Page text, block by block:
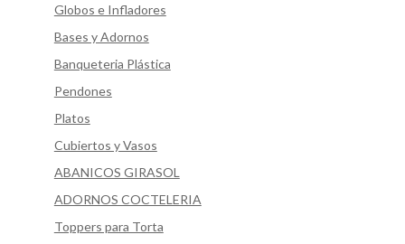
Globos e Infladores
Bases y Adornos
Banqueteria Plástica
Pendones
Platos
Cubiertos y Vasos
ABANICOS GIRASOL
ADORNOS COCTELERIA
Toppers para Torta